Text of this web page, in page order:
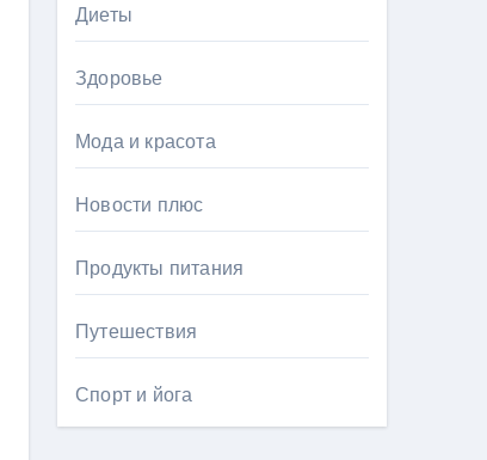
Диеты
Здоровье
Мода и красота
Новости плюс
Продукты питания
Путешествия
Спорт и йога